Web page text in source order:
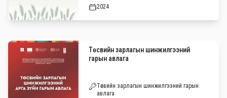
2024
Төсвийн зарлагын шинжилгээний
гарын авлага
Төсвийн зарлагын шинжилгээний гарын
авлага